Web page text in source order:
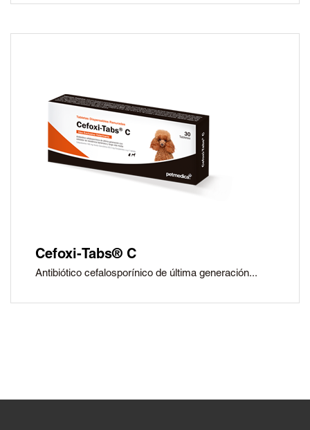
Cefoxi-Tabs® C
Antibiótico cefalosporínico de última generación...